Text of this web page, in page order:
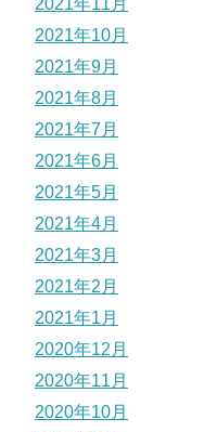
2021年10月
2021年9月
2021年8月
2021年7月
2021年6月
2021年5月
2021年4月
2021年3月
2021年2月
2021年1月
2020年12月
2020年11月
2020年10月